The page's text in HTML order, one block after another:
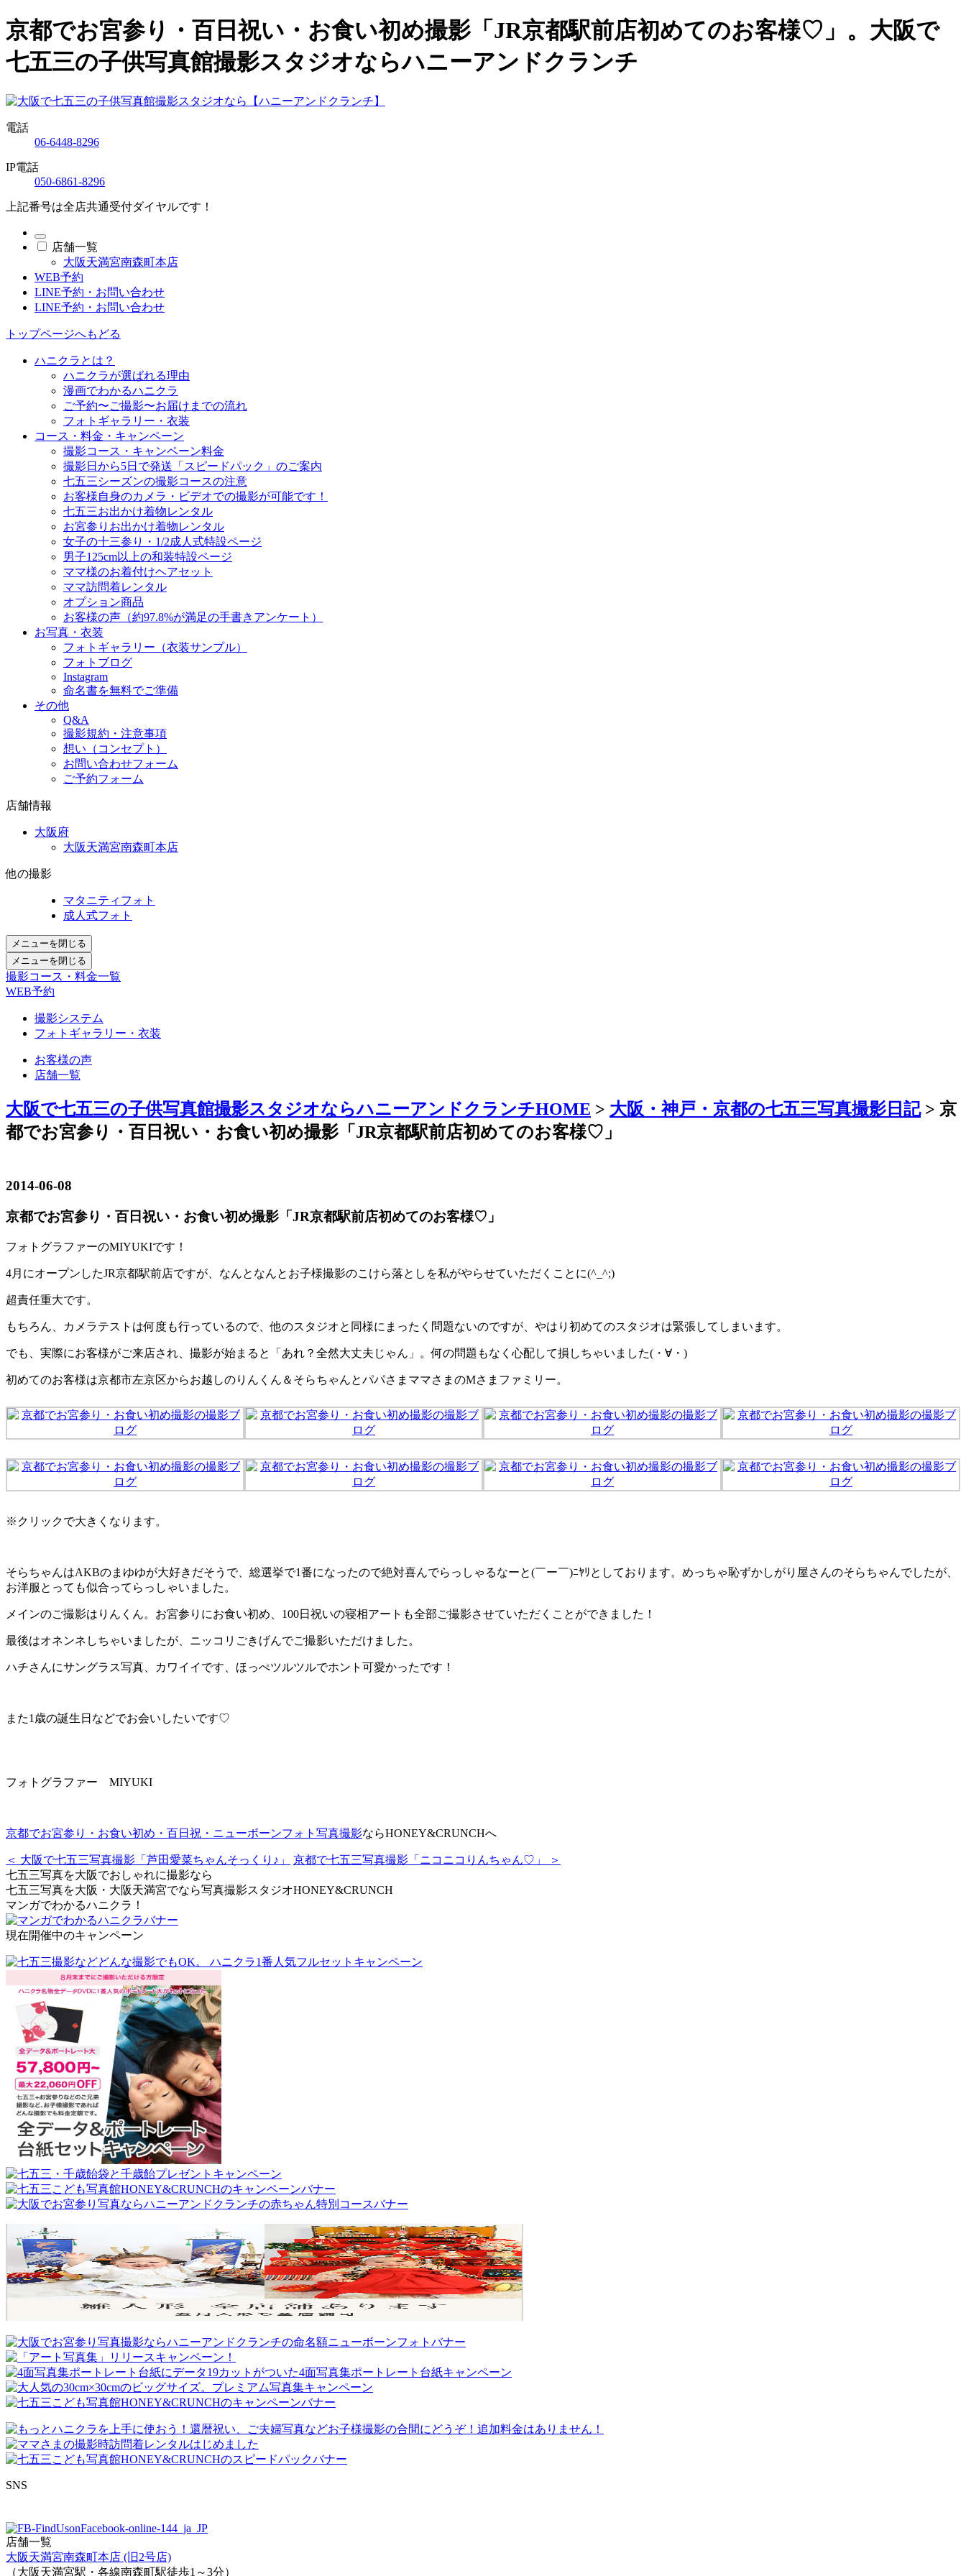
京都でお宮参り・百日祝い・お食い初め撮影「JR京都駅前店初めてのお客様♡」。大阪で
七五三の子供写真館撮影スタジオならハニーアンドクランチ
電話
06-6448-8296
IP電話
050-6861-8296
上記番号は全店共通受付ダイヤルです！
店舗一覧
大阪天満宮南森町本店
WEB予約
LINE予約・お問い合わせ
LINE予約・お問い合わせ
トップページへもどる
ハニクラとは？
ハニクラが選ばれる理由
漫画でわかるハニクラ
ご予約〜ご撮影〜お届けまでの流れ
フォトギャラリー・衣装
コース・料金・キャンペーン
撮影コース・キャンペーン料金
撮影日から5日で発送「スピードパック」のご案内
七五三シーズンの撮影コースの注意
お客様自身のカメラ・ビデオでの撮影が可能です！
七五三お出かけ着物レンタル
お宮参りお出かけ着物レンタル
女子の十三参り・1/2成人式特設ページ
男子125cm以上の和装特設ページ
ママ様のお着付けヘアセット
ママ訪問着レンタル
オプション商品
お客様の声（約97.8%が満足の手書きアンケート）
お写真・衣装
フォトギャラリー（衣装サンプル）
フォトブログ
Instagram
命名書を無料でご準備
その他
Q&A
撮影規約・注意事項
想い（コンセプト）
お問い合わせフォーム
ご予約フォーム
店舗情報
大阪府
大阪天満宮南森町本店
他の撮影
マタニティフォト
成人式フォト
メニューを閉じる
メニューを閉じる
撮影コース・料金一覧
WEB予約
撮影システム
フォトギャラリー・衣装
お客様の声
店舗一覧
大阪で七五三の子供写真館撮影スタジオならハニーアンドクランチHOME > 大阪・神戸・京都の七五三写真撮影日記> 京
都でお宮参り・百日祝い・お食い初め撮影「JR京都駅前店初めてのお客様♡」
2014-06-08
京都でお宮参り・百日祝い・お食い初め撮影「JR京都駅前店初めてのお客様♡」
フォトグラファーのMIYUKIです！
4月にオープンしたJR京都駅前店ですが、なんとなんとお子様撮影のこけら落としを私がやらせていただくことに(^_^;)
超責任重大です。
もちろん、カメラテストは何度も行っているので、他のスタジオと同様にまったく問題ないのですが、やはり初めてのスタジオは緊張してしまいます。
でも、実際にお客様がご来店され、撮影が始まると「あれ？全然大丈夫じゃん」。何の問題もなく心配して損しちゃいました(・∀・)
初めてのお客様は京都市左京区からお越しのりんくん＆そらちゃんとパパさまママさまのMさまファミリー。
※クリックで大きくなります。
そらちゃんはAKBのまゆゆが大好きだそうで、総選挙で1番になったので絶対喜んでらっしゃるなーと(￣ー￣)ﾆﾔﾘとしております。めっちゃ恥ずかしがり屋さんのそらちゃんでしたが、
お洋服とっても似合ってらっしゃいました。
メインのご撮影はりんくん。お宮参りにお食い初め、100日祝いの寝相アートも全部ご撮影させていただくことができました！
最後はオネンネしちゃいましたが、ニッコリごきげんでご撮影いただけました。
ハチさんにサングラス写真、カワイイです、ほっぺツルツルでホント可愛かったです！
また1歳の誕生日などでお会いしたいです♡
フォトグラファー MIYUKI
京都でお宮参り・お食い初め・百日祝・ニューボーンフォト写真撮影ならHONEY&CRUNCHへ
＜ 大阪で七五三写真撮影「芦田愛菜ちゃんそっくり♪」
京都で七五三写真撮影「ニコニコりんちゃん♡」 ＞
七五三写真を大阪でおしゃれに撮影なら
七五三写真を大阪・大阪天満宮でなら写真撮影スタジオHONEY&CRUNCH
マンガでわかるハニクラ！
現在開催中のキャンペーン
SNS
店舗一覧
大阪天満宮南森町本店 (旧2号店)
（大阪天満宮駅・各線南森町駅徒歩1～3分）